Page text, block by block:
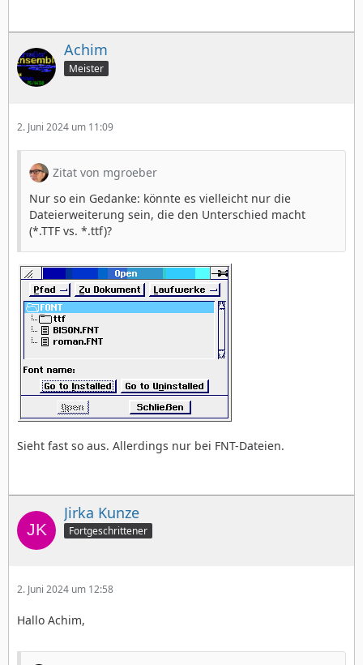
Achim
Meister
2. Juni 2024 um 11:09
Zitat von mgroeber
Nur so ein Gedanke: könnte es vielleicht nur die
Dateierweiterung sein, die den Unterschied macht
(*.TTF vs. *.ttf)?
Sieht fast so aus. Allerdings nur bei FNT-Dateien.
Jirka Kunze
Fortgeschrittener
2. Juni 2024 um 12:58
Hallo Achim,